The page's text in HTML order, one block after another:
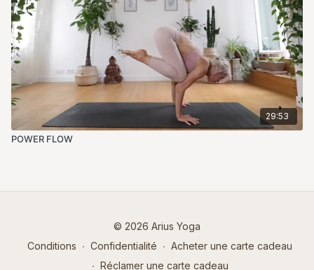
29:53
POWER FLOW
© 2026 Arius Yoga
Conditions ∙ Confidentialité ∙ Acheter une carte cadeau
∙ Réclamer une carte cadeau